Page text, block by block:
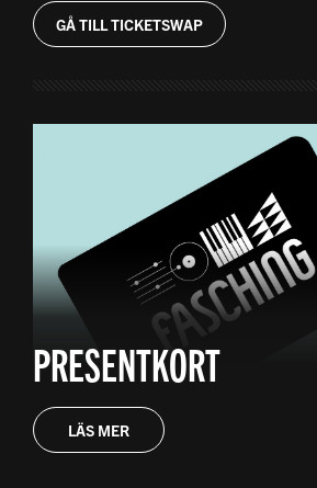
GÅ TILL TICKETSWAP
PRESENTKORT
LÄS MER